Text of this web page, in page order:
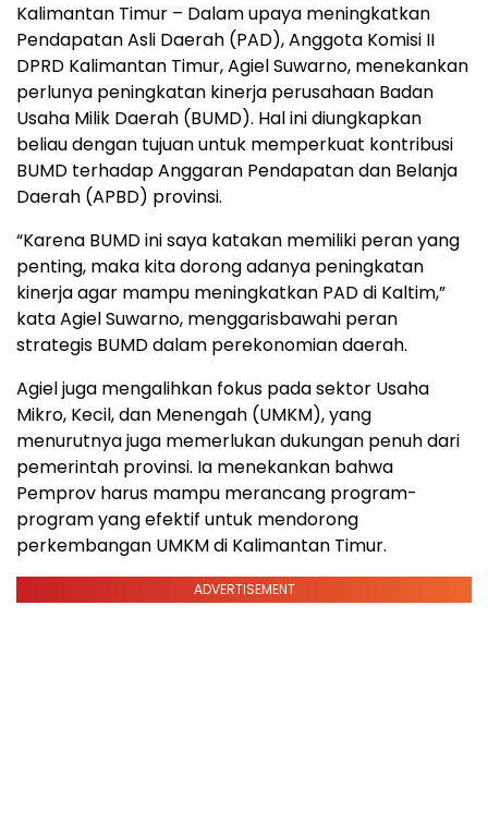
Kalimantan Timur – Dalam upaya meningkatkan
Pendapatan Asli Daerah (PAD), Anggota Komisi II
DPRD Kalimantan Timur, Agiel Suwarno, menekankan
perlunya peningkatan kinerja perusahaan Badan
Usaha Milik Daerah (BUMD). Hal ini diungkapkan
beliau dengan tujuan untuk memperkuat kontribusi
BUMD terhadap Anggaran Pendapatan dan Belanja
Daerah (APBD) provinsi.
“Karena BUMD ini saya katakan memiliki peran yang
penting, maka kita dorong adanya peningkatan
kinerja agar mampu meningkatkan PAD di Kaltim,”
kata Agiel Suwarno, menggarisbawahi peran
strategis BUMD dalam perekonomian daerah.
Agiel juga mengalihkan fokus pada sektor Usaha
Mikro, Kecil, dan Menengah (UMKM), yang
menurutnya juga memerlukan dukungan penuh dari
pemerintah provinsi. Ia menekankan bahwa
Pemprov harus mampu merancang program-
program yang efektif untuk mendorong
perkembangan UMKM di Kalimantan Timur.
ADVERTISEMENT